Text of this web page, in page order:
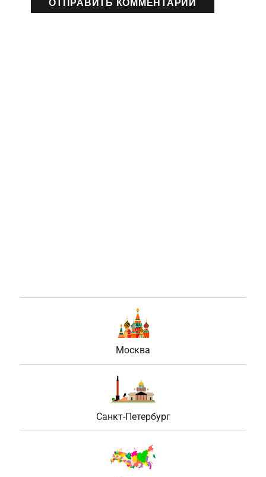
Москва
Санкт-Петербург